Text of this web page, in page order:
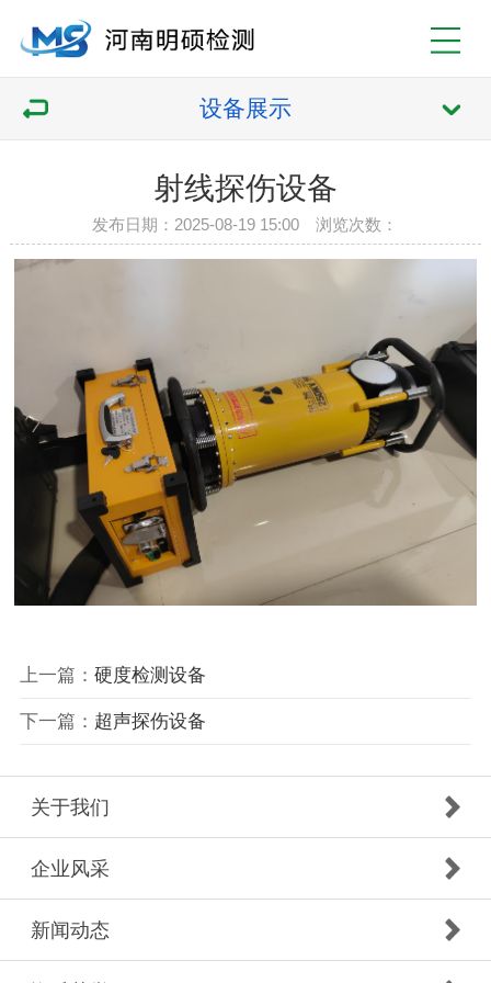
设备展示
射线探伤设备
发布日期：2025-08-19 15:00 浏览次数：
上一篇： 硬度检测设备
下一篇： 超声探伤设备
关于我们
企业风采
新闻动态